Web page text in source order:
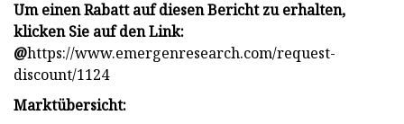
Um einen Rabatt auf diesen Bericht zu erhalten,
klicken Sie auf den Link:
@https://www.emergenresearch.com/request-
discount/1124
Marktübersicht: